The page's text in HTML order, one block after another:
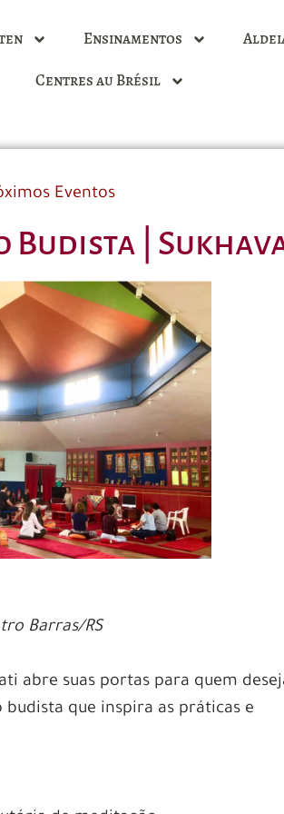
Ensinamentos
Centres au Brésil
Eventos
Budista |
Barras/RS
abre suas portas para quem
que inspira as práticas e